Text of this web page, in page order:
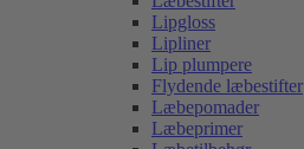
Lipgloss
Lipliner
Lip plumpere
Flydende læbestifter
Læbepomader
Læbeprimer